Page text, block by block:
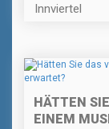
Innviertel
HÄTTEN
EINEM